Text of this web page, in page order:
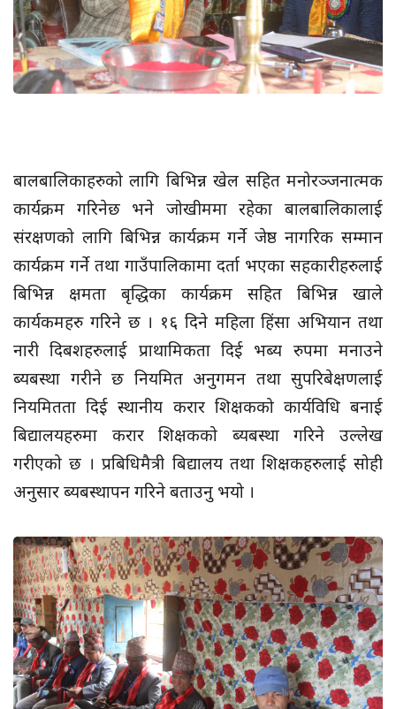
बालबालिकाहरुको लागि बिभिन्न खेल सहित मनोरञ्जनात्मक
कार्यक्रम गरिनेछ भने जोखीममा रहेका बालबालिकालाई
संरक्षणको लागि बिभिन्न कार्यक्रम गर्ने जेष्ठ नागरिक सम्मान
कार्यक्रम गर्ने तथा गाउँपालिकामा दर्ता भएका सहकारीहरुलाई
बिभिन्न क्षमता बृद्धिका कार्यक्रम सहित बिभिन्न खाले
कार्यकमहरु गरिने छ । १६ दिने महिला हिंसा अभियान तथा
नारी दिबशहरुलाई प्राथामिकता दिई भब्य रुपमा मनाउने
ब्यबस्था गरीने छ नियमित अनुगमन तथा सुपरिबेक्षणलाई
नियमितता दिई स्थानीय करार शिक्षकको कार्यविधि बनाई
बिद्यालयहरुमा करार शिक्षकको ब्यबस्था गरिने उल्लेख
गरीएको छ । प्रबिधिमैत्री बिद्यालय तथा शिक्षकहरुलाई सोही
अनुसार ब्यबस्थापन गरिने बताउनु भयो ।